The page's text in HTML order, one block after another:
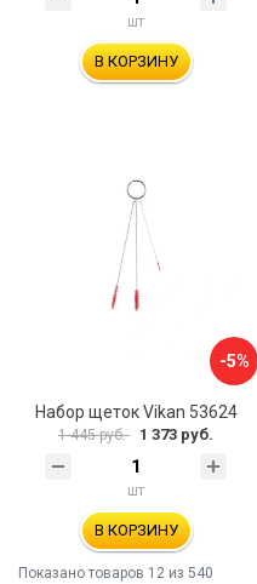
шт
В КОРЗИНУ
-5%
Набор щеток Vikan 53624
1 445 руб. 1 373 руб.
шт
В КОРЗИНУ
Показано товаров 12 из 540